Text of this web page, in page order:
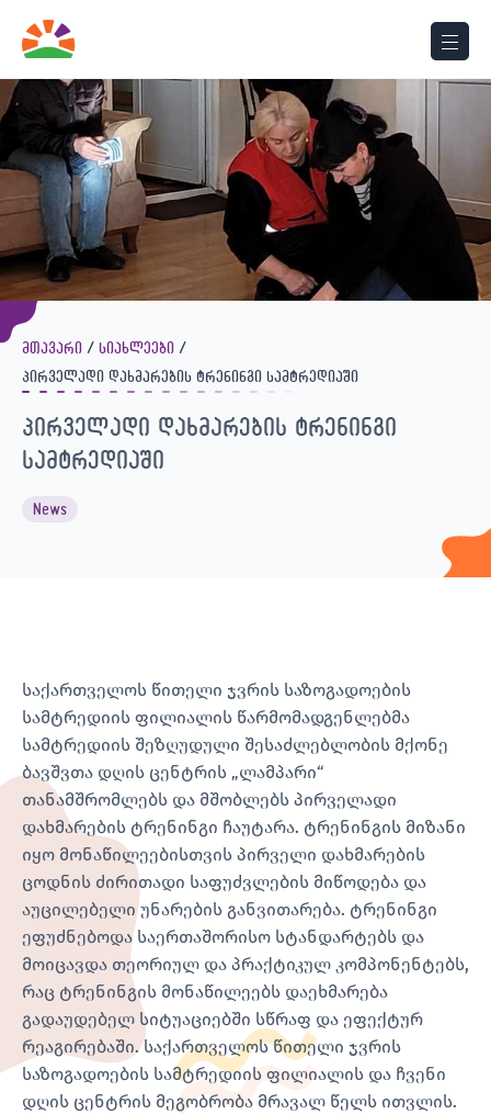
მთავარი
სიახლეები
პირველადი დახმარების ტრენინგი სამტრედიაში
პირველადი დახმარების ტრენინგი
სამტრედიაში
News
საქართველოს წითელი ჯვრის საზოგადოების
სამტრედიის ფილიალის წარმომადგენლებმა
სამტრედიის შეზღუდული შესაძლებლობის მქონე
ბავშვთა დღის ცენტრის „ლამპარი“
თანამშრომლებს და მშობლებს პირველადი
დახმარების ტრენინგი ჩაუტარა. ტრენინგის მიზანი
იყო მონაწილეებისთვის პირველი დახმარების
ცოდნის ძირითადი საფუძვლების მიწოდება და
აუცილებელი უნარების განვითარება. ტრენინგი
ეფუძნებოდა საერთაშორისო სტანდარტებს და
მოიცავდა თეორიულ და პრაქტიკულ კომპონენტებს,
რაც ტრენინგის მონაწილეებს დაეხმარება
გადაუდებელ სიტუაციებში სწრაფ და ეფექტურ
რეაგირებაში. საქართველოს წითელი ჯვრის
საზოგადოების სამტრედიის ფილიალის და ჩვენი
დღის ცენტრის მეგობრობა მრავალ წელს ითვლის.